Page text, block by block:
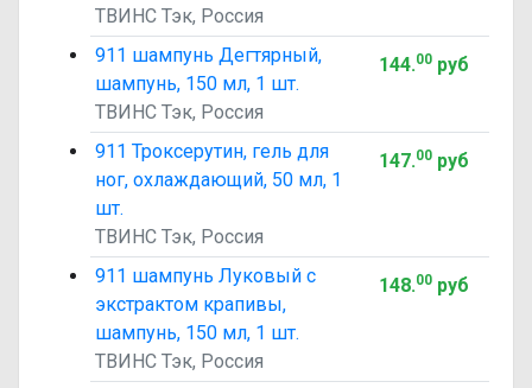
ТВИНС Тэк, Россия
911 шампунь Дегтярный,
шампунь, 150 мл, 1 шт.
ТВИНС Тэк, Россия
144.00руб
911 Троксерутин, гель для
ног, охлаждающий, 50 мл, 1
шт.
ТВИНС Тэк, Россия
147.00руб
911 шампунь Луковый с
экстрактом крапивы,
шампунь, 150 мл, 1 шт.
ТВИНС Тэк, Россия
148.00руб